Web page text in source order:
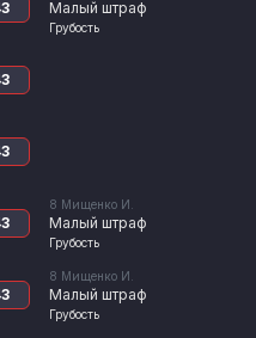
Малый штраф
Грубость
8 Мищенко И.
Малый штраф
Грубость
8 Мищенко И.
Малый штраф
Грубость